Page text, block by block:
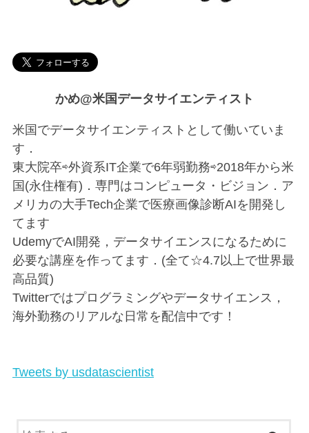
かめ@米国データサイエンティスト
米国でデータサイエンティストとして働いていま
す．
東大院卒⇨外資系IT企業で6年弱勤務⇨2018年から米
国(永住権有)．専門はコンピュータ・ビジョン．ア
メリカの大手Tech企業で医療画像診断AIを開発し
てます
UdemyでAI開発，データサイエンスになるために
必要な講座を作ってます．(全て☆4.7以上で世界最
高品質)
Twitterではプログラミングやデータサイエンス，
海外勤務のリアルな日常を配信中です！
Tweets by usdatascientist